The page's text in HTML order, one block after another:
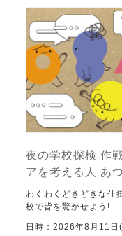
夜の学校探検 作
アを考える人 あ
わくわくどきどきな仕
校で皆を驚かせよう!
日時：2026年8月11日